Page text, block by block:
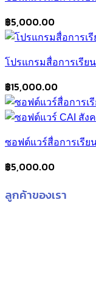
฿5,000.00
โปรแกรมสื่อการเรี
฿15,000.00
ซอฟต์แวร์สื่อการเรีย
฿5,000.00
ลูกค้าของเรา